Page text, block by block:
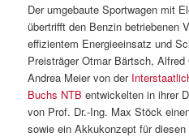
Der umgebaute Sportwagen mit
übertrifft den Benzin betriebenen
effizientem Energieeinsatz und
Preisträger Otmar Bärtsch,
Andrea Meier von der
Buchs NTB entwickelten in ihrer
von Prof. Dr.-Ing. Max Stöck
sowie ein Akkukonzept für diesen